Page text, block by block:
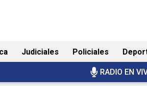
Judiciales Policiales
RADIO EN